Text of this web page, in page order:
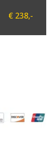
€ 238,-